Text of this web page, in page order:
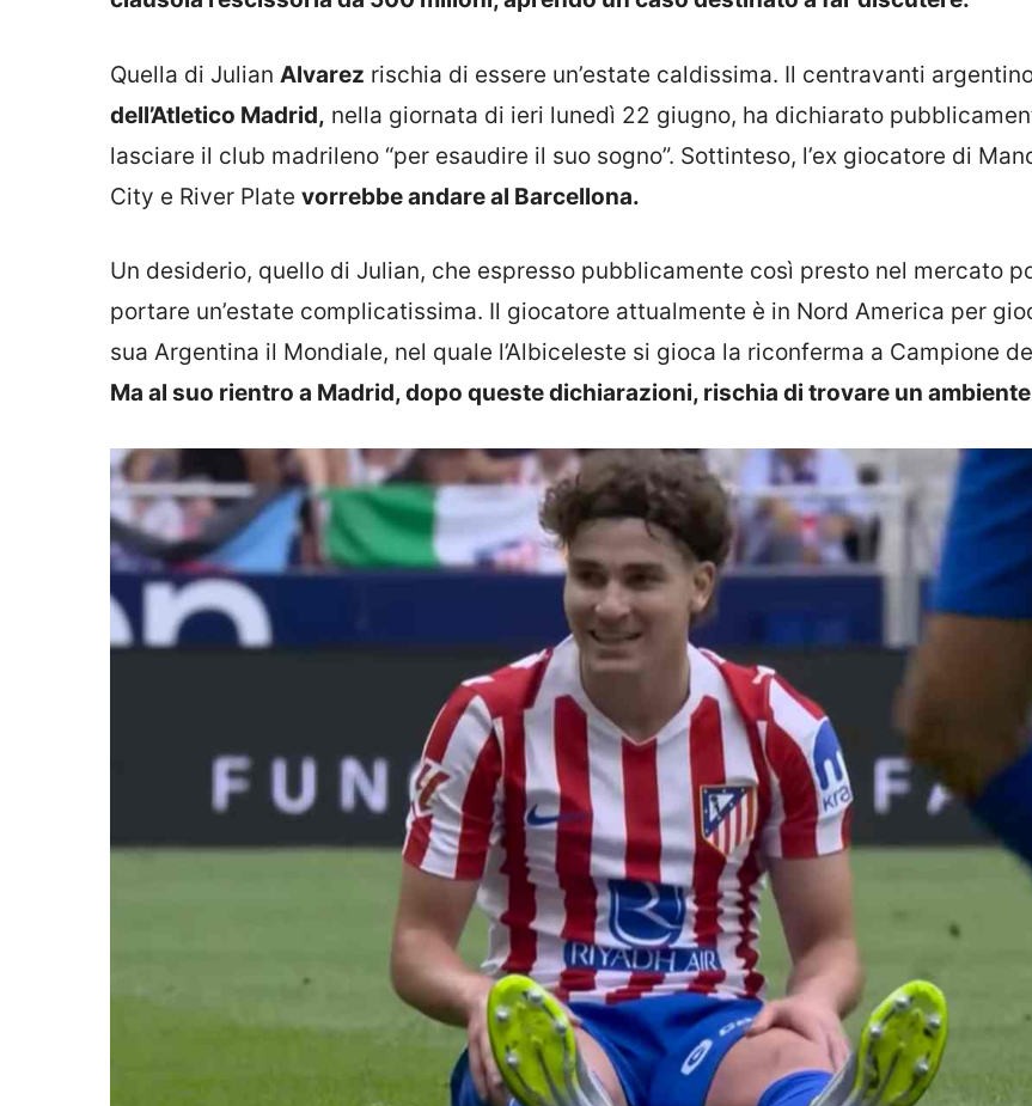
Quella di Julian Alvarez rischia di essere un’estate caldissima. Il centravanti
dell’Atletico Madrid, nella giornata di ieri lunedì 22 giugno, ha dichiarato
lasciare il club madrileno “per esaudire il suo sogno”. Sottinteso, l’ex giocatore di
City e River Plate vorrebbe andare al Barcellona.
Un desiderio, quello di Julian, che espresso pubblicamente così presto nel mercato
portare un’estate complicatissima. Il giocatore attualmente è in Nord America per
sua Argentina il Mondiale, nel quale l’Albiceleste si gioca la riconferma a Campione
Ma al suo rientro a Madrid, dopo queste dichiarazioni, rischia di trovare un